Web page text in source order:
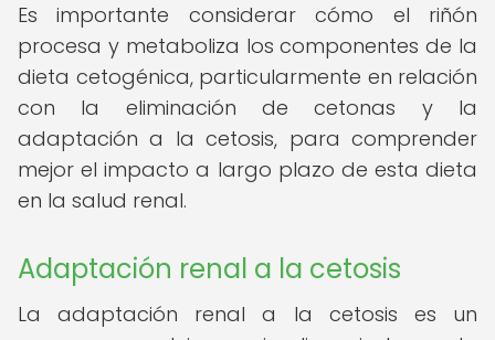
Es importante considerar cómo el riñón
procesa y metaboliza los componentes de la
dieta cetogénica, particularmente en relación
con la eliminación de cetonas y la
adaptación a la cetosis, para comprender
mejor el impacto a largo plazo de esta dieta
en la salud renal.
Adaptación renal a la cetosis
La adaptación renal a la cetosis es un